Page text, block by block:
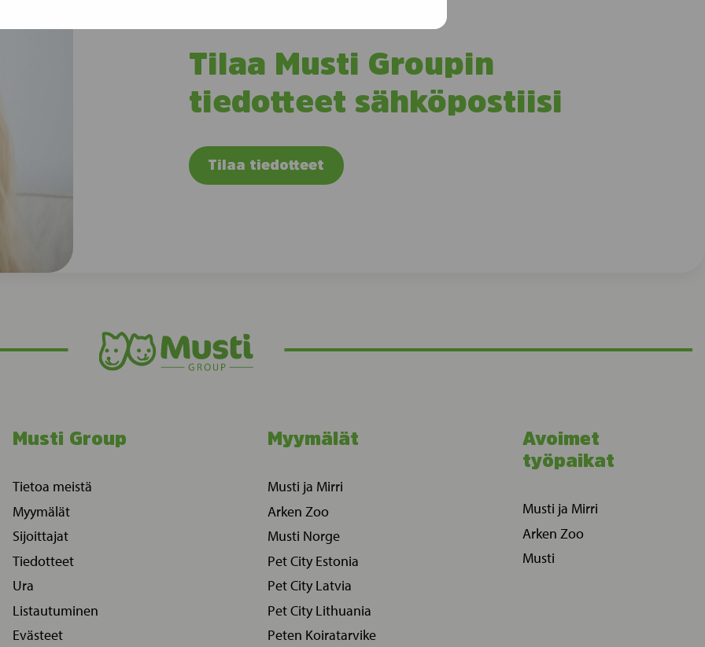
Tilaa Musti Groupin
tiedotteet sähköpostiisi
Tilaa tiedotteet
Musti Group
Tietoa meistä
Myymälät
Sijoittajat
Tiedotteet
Ura
Listautuminen
Evästeet
Myymälät
Musti ja Mirri
Arken Zoo
Musti Norge
Pet City Estonia
Pet City Latvia
Pet City Lithuania
Peten Koiratarvike
Avoimet
työpaikat
Musti ja Mirri
Arken Zoo
Musti